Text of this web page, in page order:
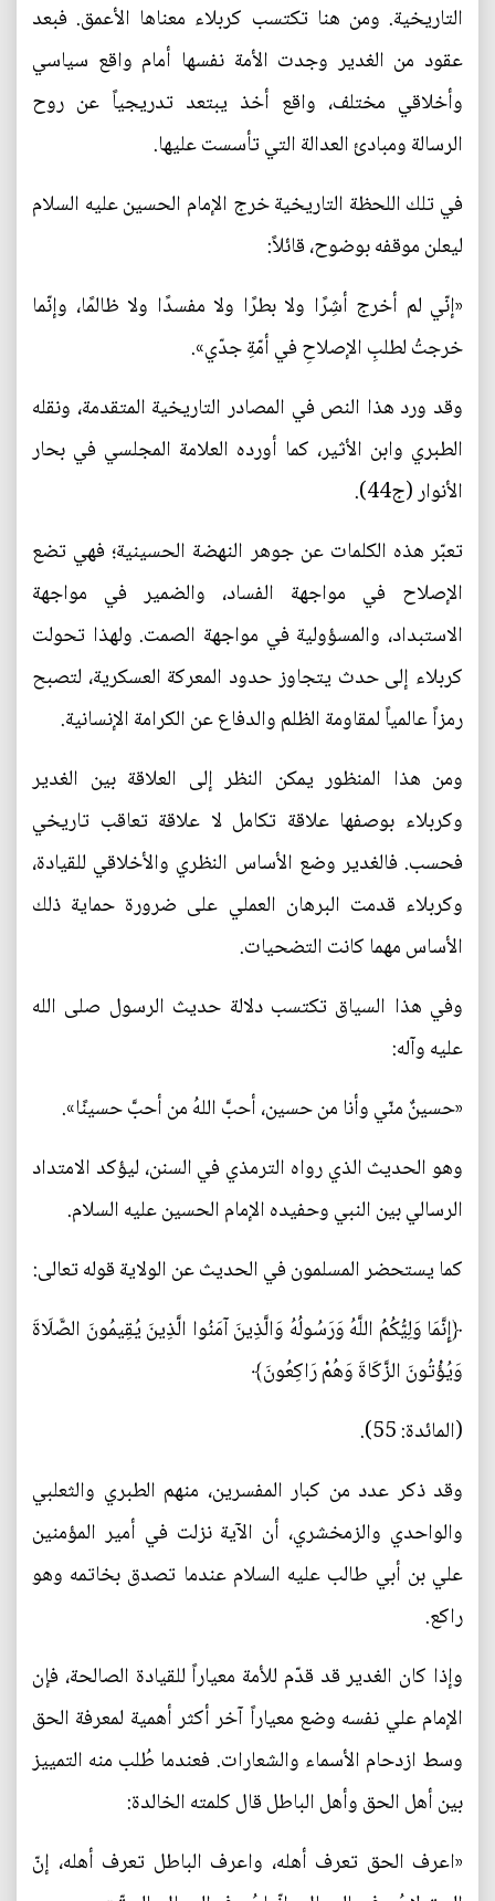
التاريخية. ومن هنا تكتسب كربلاء معناها الأعمق. فبعد
عقود من الغدير وجدت الأمة نفسها أمام واقع سياسي
وأخلاقي مختلف، واقع أخذ يبتعد تدريجياً عن روح
الرسالة ومبادئ العدالة التي تأسست عليها.
في تلك اللحظة التاريخية خرج الإمام الحسين عليه السلام
ليعلن موقفه بوضوح، قائلاً:
«إنّي لم أخرج أشِرًا ولا بطرًا ولا مفسدًا ولا ظالمًا، وإنّما
خرجتُ لطلبِ الإصلاحِ في أمّةِ جدّي».
وقد ورد هذا النص في المصادر التاريخية المتقدمة، ونقله
الطبري وابن الأثير، كما أورده العلامة المجلسي في بحار
الأنوار (ج44).
تعبّر هذه الكلمات عن جوهر النهضة الحسينية؛ فهي تضع
الإصلاح في مواجهة الفساد، والضمير في مواجهة
الاستبداد، والمسؤولية في مواجهة الصمت. ولهذا تحولت
كربلاء إلى حدث يتجاوز حدود المعركة العسكرية، لتصبح
رمزاً عالمياً لمقاومة الظلم والدفاع عن الكرامة الإنسانية.
ومن هذا المنظور يمكن النظر إلى العلاقة بين الغدير
وكربلاء بوصفها علاقة تكامل لا علاقة تعاقب تاريخي
فحسب. فالغدير وضع الأساس النظري والأخلاقي للقيادة،
وكربلاء قدمت البرهان العملي على ضرورة حماية ذلك
الأساس مهما كانت التضحيات.
وفي هذا السياق تكتسب دلالة حديث الرسول صلى الله
عليه وآله:
«حسينٌ منّي وأنا من حسين، أحبَّ اللهُ من أحبَّ حسينًا».
وهو الحديث الذي رواه الترمذي في السنن، ليؤكد الامتداد
الرسالي بين النبي وحفيده الإمام الحسين عليه السلام.
كما يستحضر المسلمون في الحديث عن الولاية قوله تعالى:
﴿إِنَّمَا وَلِيُّكُمُ اللَّهُ وَرَسُولُهُ وَالَّذِينَ آمَنُوا الَّذِينَ يُقِيمُونَ الصَّلَاةَ
وَيُؤْتُونَ الزَّكَاةَ وَهُمْ رَاكِعُونَ﴾
(المائدة: 55).
وقد ذكر عدد من كبار المفسرين، منهم الطبري والثعلبي
والواحدي والزمخشري، أن الآية نزلت في أمير المؤمنين
علي بن أبي طالب عليه السلام عندما تصدق بخاتمه وهو
راكع.
وإذا كان الغدير قد قدّم للأمة معياراً للقيادة الصالحة، فإن
الإمام علي نفسه وضع معياراً آخر أكثر أهمية لمعرفة الحق
وسط ازدحام الأسماء والشعارات. فعندما طُلب منه التمييز
بين أهل الحق وأهل الباطل قال كلمته الخالدة:
«اعرف الحق تعرف أهله، واعرف الباطل تعرف أهله، إنّ